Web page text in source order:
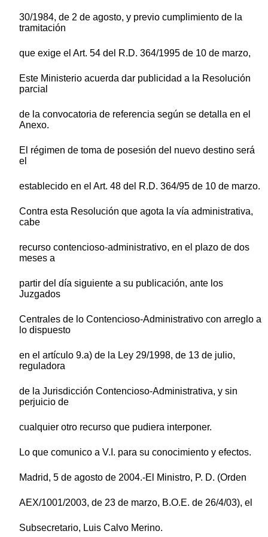
30/1984, de 2 de agosto, y previo cumplimiento de la
tramitación
que exige el Art. 54 del R.D. 364/1995 de 10 de marzo,
Este Ministerio acuerda dar publicidad a la Resolución
parcial
de la convocatoria de referencia según se detalla en el
Anexo.
El régimen de toma de posesión del nuevo destino será
el
establecido en el Art. 48 del R.D. 364/95 de 10 de marzo.
Contra esta Resolución que agota la vía administrativa,
cabe
recurso contencioso-administrativo, en el plazo de dos
meses a
partir del día siguiente a su publicación, ante los
Juzgados
Centrales de lo Contencioso-Administrativo con arreglo a
lo dispuesto
en el artículo 9.a) de la Ley 29/1998, de 13 de julio,
reguladora
de la Jurisdicción Contencioso-Administrativa, y sin
perjuicio de
cualquier otro recurso que pudiera interponer.
Lo que comunico a V.I. para su conocimiento y efectos.
Madrid, 5 de agosto de 2004.-El Ministro, P. D. (Orden
AEX/1001/2003, de 23 de marzo, B.O.E. de 26/4/03), el
Subsecretario, Luis Calvo Merino.